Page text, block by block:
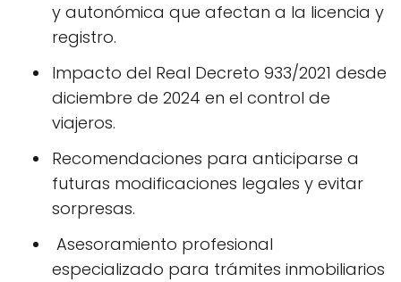
y autonómica que afectan a la licencia y
registro.
Impacto del Real Decreto 933/2021 desde
diciembre de 2024 en el control de
viajeros.
Recomendaciones para anticiparse a
futuras modificaciones legales y evitar
sorpresas.
‍ Asesoramiento profesional
especializado para trámites inmobiliarios